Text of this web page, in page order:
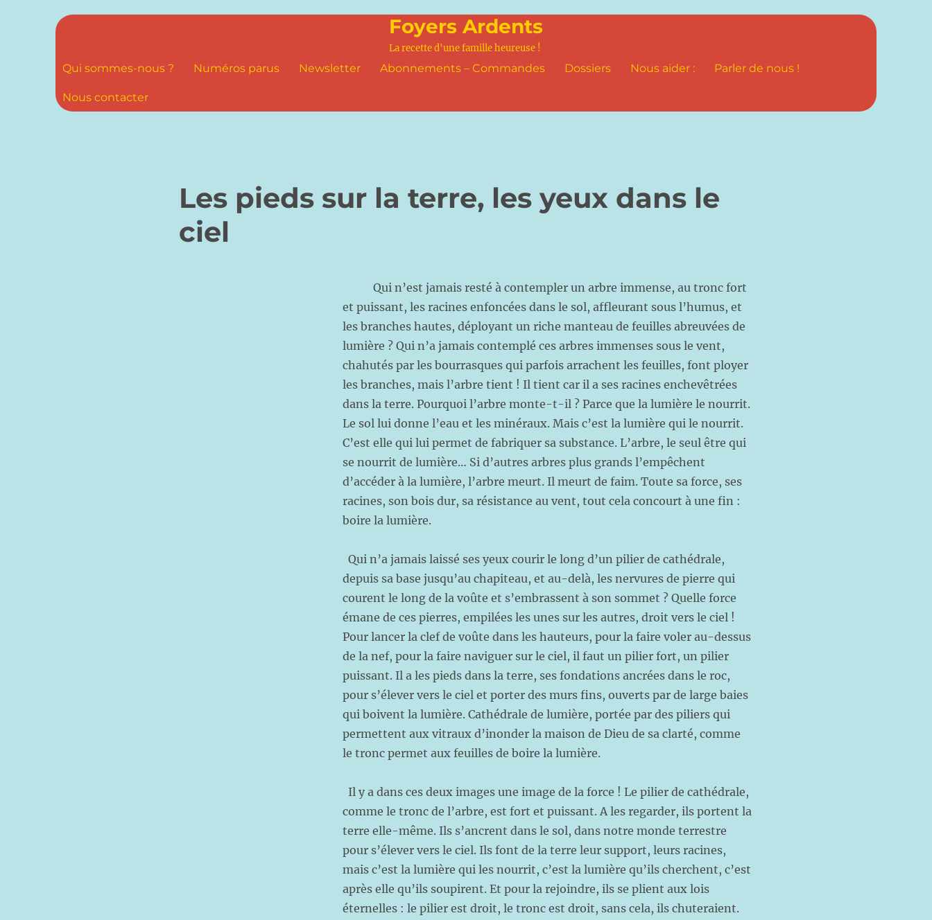
Foyers Ardents
La recette d'une famille heureuse !
Qui sommes-nous ? Numéros parus Newsletter Abonnements – Commandes Dossiers Nous aider : Parler de nous !
Nous contacter
Les pieds sur la terre, les yeux dans le
ciel
Qui n’est jamais resté à contempler un arbre immense, au tronc fort
et puissant, les racines enfoncées dans le sol, affleurant sous l’humus, et
les branches hautes, déployant un riche manteau de feuilles abreuvées de
lumière ? Qui n’a jamais contemplé ces arbres immenses sous le vent,
chahutés par les bourrasques qui parfois arrachent les feuilles, font ployer
les branches, mais l’arbre tient ! Il tient car il a ses racines enchevêtrées
dans la terre. Pourquoi l’arbre monte-t-il ? Parce que la lumière le nourrit.
Le sol lui donne l’eau et les minéraux. Mais c’est la lumière qui le nourrit.
C’est elle qui lui permet de fabriquer sa substance. L’arbre, le seul être qui
se nourrit de lumière… Si d’autres arbres plus grands l’empêchent
d’accéder à la lumière, l’arbre meurt. Il meurt de faim. Toute sa force, ses
racines, son bois dur, sa résistance au vent, tout cela concourt à une fin :
boire la lumière.
Qui n’a jamais laissé ses yeux courir le long d’un pilier de cathédrale,
depuis sa base jusqu’au chapiteau, et au-delà, les nervures de pierre qui
courent le long de la voûte et s’embrassent à son sommet ? Quelle force
émane de ces pierres, empilées les unes sur les autres, droit vers le ciel !
Pour lancer la clef de voûte dans les hauteurs, pour la faire voler au-dessus
de la nef, pour la faire naviguer sur le ciel, il faut un pilier fort, un pilier
puissant. Il a les pieds dans la terre, ses fondations ancrées dans le roc,
pour s’élever vers le ciel et porter des murs fins, ouverts par de large baies
qui boivent la lumière. Cathédrale de lumière, portée par des piliers qui
permettent aux vitraux d’inonder la maison de Dieu de sa clarté, comme
le tronc permet aux feuilles de boire la lumière.
Il y a dans ces deux images une image de la force ! Le pilier de cathédrale,
comme le tronc de l’arbre, est fort et puissant. A les regarder, ils portent la
terre elle-même. Ils s’ancrent dans le sol, dans notre monde terrestre
pour s’élever vers le ciel. Ils font de la terre leur support, leurs racines,
mais c’est la lumière qui les nourrit, c’est la lumière qu’ils cherchent, c’est
après elle qu’ils soupirent. Et pour la rejoindre, ils se plient aux lois
éternelles : le pilier est droit, le tronc est droit, sans cela, ils chuteraient.